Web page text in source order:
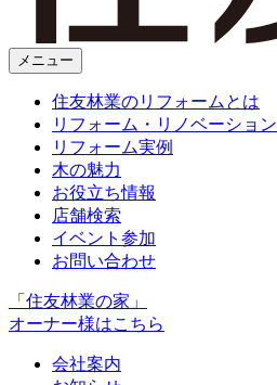
メニュー
住友林業のリフォームとは
リフォーム・リノベーション
リフォーム実例
木の魅力
お役立ち情報
店舗検索
イベント参加
お問い合わせ
「住友林業の家」
オーナー様はこちら
会社案内